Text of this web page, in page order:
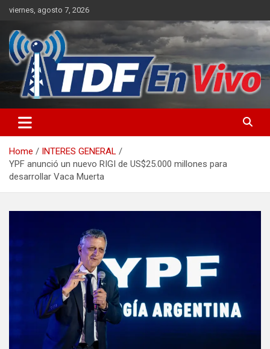
Skip
content
viernes, agosto 7, 2026
Home
INTERES GENERAL
YPF anunció un nuevo RIGI de US$25.000 millones para
desarrollar Vaca Muerta